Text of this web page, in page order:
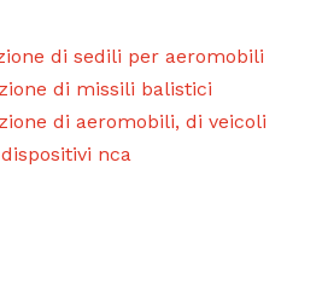
di sedili per aeromobili
di missili balistici
di aeromobili, di veicoli
nca